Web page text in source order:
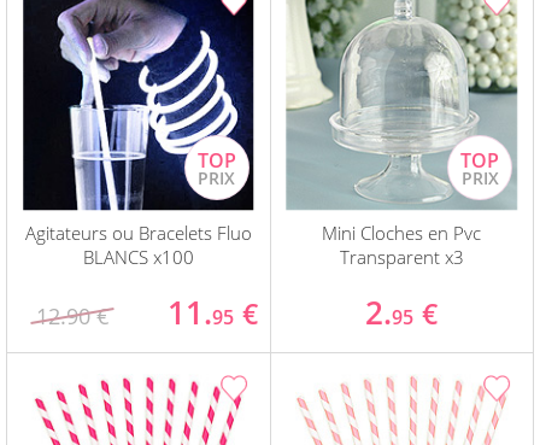
Agitateurs ou Bracelets Fluo
BLANCS x100
12.90 € 11.95 €
Mini Cloches en Pvc
Transparent x3
2.95 €